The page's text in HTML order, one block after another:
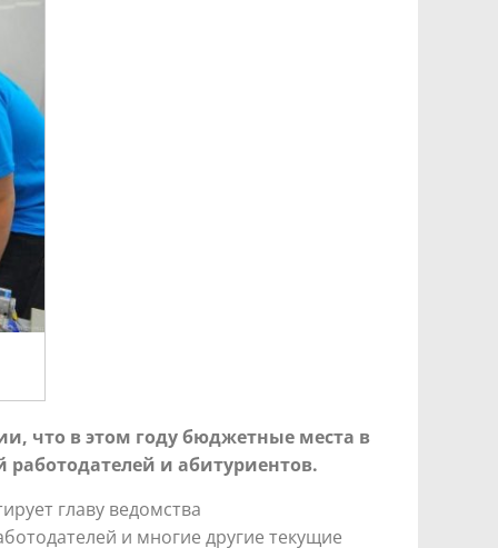
что в этом году бюджетные места в
и абитуриентов.
главу ведомства
и многие другие текущие